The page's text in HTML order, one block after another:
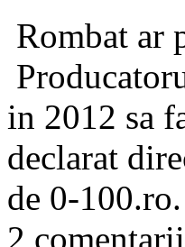
Rombat ar
in 2012 sa
declarat
de 0-
2 comentarii